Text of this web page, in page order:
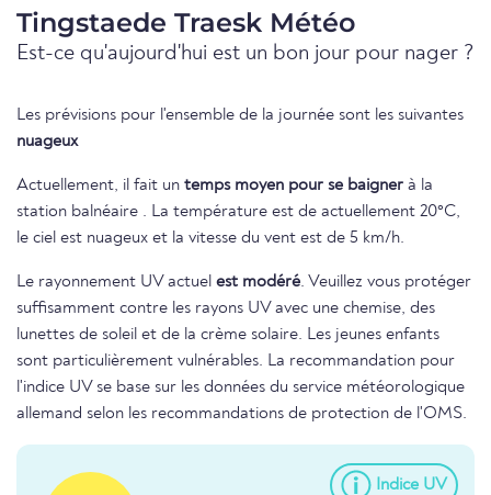
Tingstaede Traesk Météo
Est-ce qu'aujourd'hui est un bon jour pour nager ?
Les prévisions pour l'ensemble de la journée sont les suivantes
nuageux
Actuellement, il fait un temps moyen pour se baigner à la
station balnéaire . La température est de actuellement 20°C,
le ciel est nuageux et la vitesse du vent est de 5 km/h.
Le rayonnement UV actuel est modéré. Veuillez vous protéger
suffisamment contre les rayons UV avec une chemise, des
lunettes de soleil et de la crème solaire. Les jeunes enfants
sont particulièrement vulnérables. La recommandation pour
l'indice UV se base sur les données du service météorologique
allemand selon les recommandations de protection de l'OMS.
Indice UV